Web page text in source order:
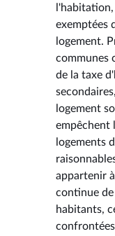
exemptées
logement.
communes
de la taxe
logement
empêchent
logements
appartenir
continue
habitants,